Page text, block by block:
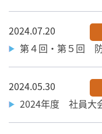
2024.07.20
第４回・第５回
2024.05.30
2024年度 社員大